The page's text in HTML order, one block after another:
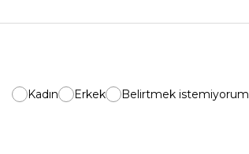
Kadın Erkek Belirtmek istemiyorum